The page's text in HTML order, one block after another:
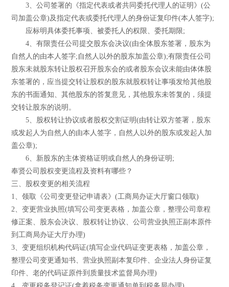
3、公司签署的《指定代表或者共同委托代理人的证明》(公
司加盖公章)及指定代表或委托代理人的身份证复印件(本人签字);
应标明具体委托事项、被委托人的权限、委托期限;
4、有限责任公司提交股东会决议(由全体股东签署，股东为
自然人的由本人签字;自然人以外的股东加盖公章);有限责任公司
股东未就股东转让股权召开股东会的或者股东会议未能由体体股
东签署的，应当提交转让股权的股东就股权转让事项发给其他股
东的书面通知、其他股东的答复意见，其他股东未答复的，须提
交转让股东的说明。
5、股权转让协议或者股权交割证明(由转让双方签署，股东
或发起人为自然人的由本人签字，自然人以外的股东或发起人加
盖公章);
6、新股东的主体资格证明或自然人的身份证明;
奉贤公司股权变更流程及资料有哪些？
三、股权变更的相关流程
1、领取《公司变更登记申请表》(工商局办证大厅窗口领取)
2、变更营业执照(填写公司变更表格，加盖公章，整理公司章程
修正案、股东会决议、股权转让协议、公司营业执照正副本原件
到工商局办证大厅办理)
3、变更组织机构代码证(填写企业代码证变更表格，加盖公章，
整理公司变更通知书、营业执照副本复印件、企业法人身份证复
印件、老的代码证原件到质量技术监督局办理)